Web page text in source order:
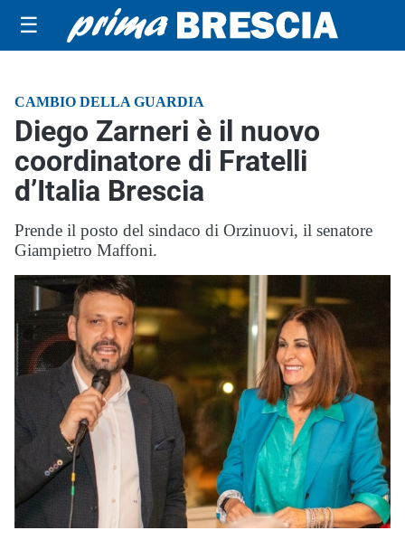
☰
CAMBIO DELLA GUARDIA
Diego Zarneri è il nuovo
coordinatore di Fratelli
d’Italia Brescia
Prende il posto del sindaco di Orzinuovi, il senatore
Giampietro Maffoni.